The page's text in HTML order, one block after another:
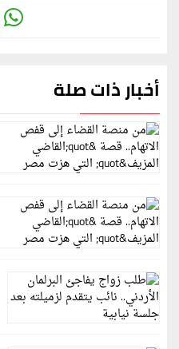
أخبار ذات صلة